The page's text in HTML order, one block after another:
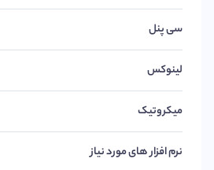
سی پنل
لینوکس
میکروتیک
نرم افزار های مورد نیاز